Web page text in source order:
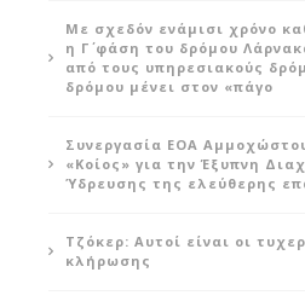
Με σχεδόν ενάμισι χρόνο
η Γ΄ φάση του δρόμου
από τους υπηρεσιακούς
δρόμου μένει στον «πάγο
Συνεργασία ΕΟΑ
«Κοίος» για την Έξυπνη
Ύδρευσης της ελεύθερης
Τζόκερ: Αυτοί είναι οι
κλήρωσης